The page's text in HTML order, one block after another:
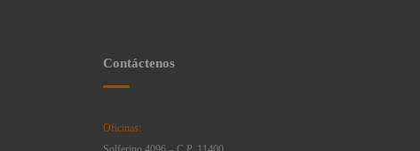
Contáctenos
Oficinas: